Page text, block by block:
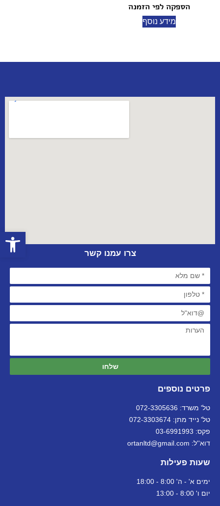
הספקה לפי הזמנה
מידע נוסף
פרטים נוספים
טל' משרד: 072-3305636
טל' נייד מתן: 072-3303674
פקס: 03-6991993
דוא''ל: ortanltd@gmail.com
שעות פעילות
ימים א' - ה' 8:00 - 18:00
יום ו' 8:00 - 13:00
צרו עמנו קשר
שלחו
פתח